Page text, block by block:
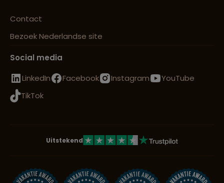
Contact
Bezoek Nederlandse site
Social media
LinkedIn
Facebook Instagram
YouTube
TikTok
Uitstekend